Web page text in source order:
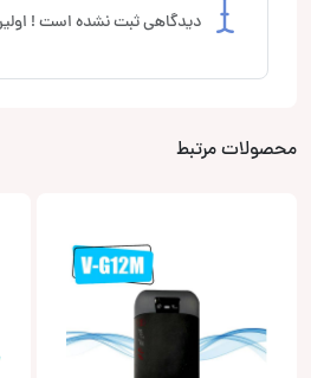
دیدگاهی ثبت نشده است !
محصولات مرتبط